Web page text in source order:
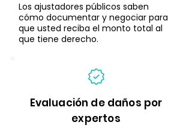
Los ajustadores públicos saben
cómo documentar y negociar para
que usted reciba el monto total al
que tiene derecho.
Evaluación de daños por
expertos